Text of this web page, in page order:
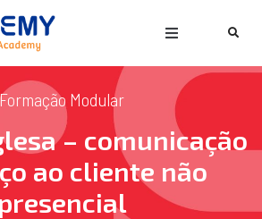
Formação Modular
– comunicação
ao cliente não
presencial